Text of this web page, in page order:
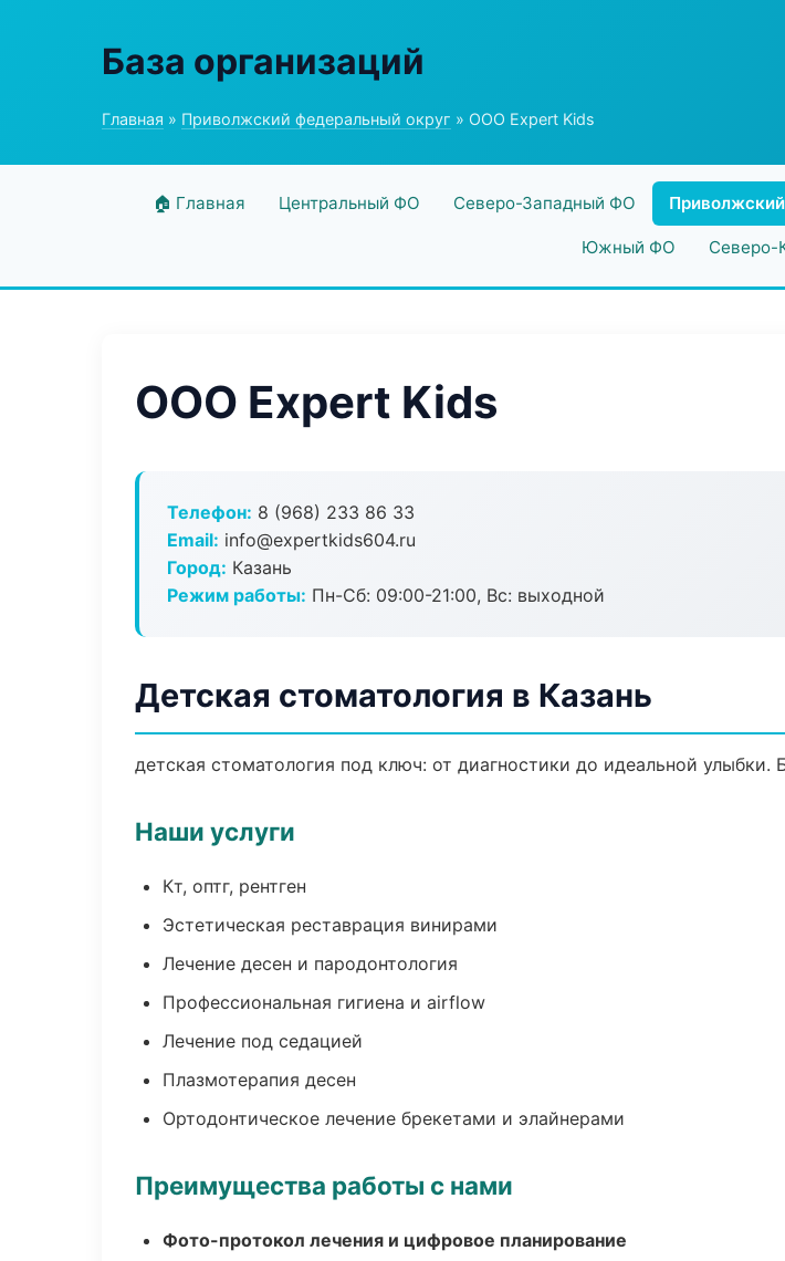
База организаций
Главная » Приволжский федеральный округ » ООО Expert Kids
🏠 Главная Центральный ФО Северо-Западный ФО
Южный ФО Северо-
ООО Expert Kids
Телефон: 8 (968) 233 86 33
Email: info@expertkids604.ru
Город: Казань
Режим работы: Пн-Сб: 09:00-21:00, Вс: выходной
Детская стоматология в Казань
детская стоматология под ключ: от диагностики до идеальной
Наши услуги
Кт, оптг, рентген
Эстетическая реставрация винирами
Лечение десен и пародонтология
Профессиональная гигиена и airflow
Лечение под седацией
Плазмотерапия десен
Ортодонтическое лечение брекетами и элайнерами
Преимущества работы с нами
Фото-протокол лечения и цифровое планирование